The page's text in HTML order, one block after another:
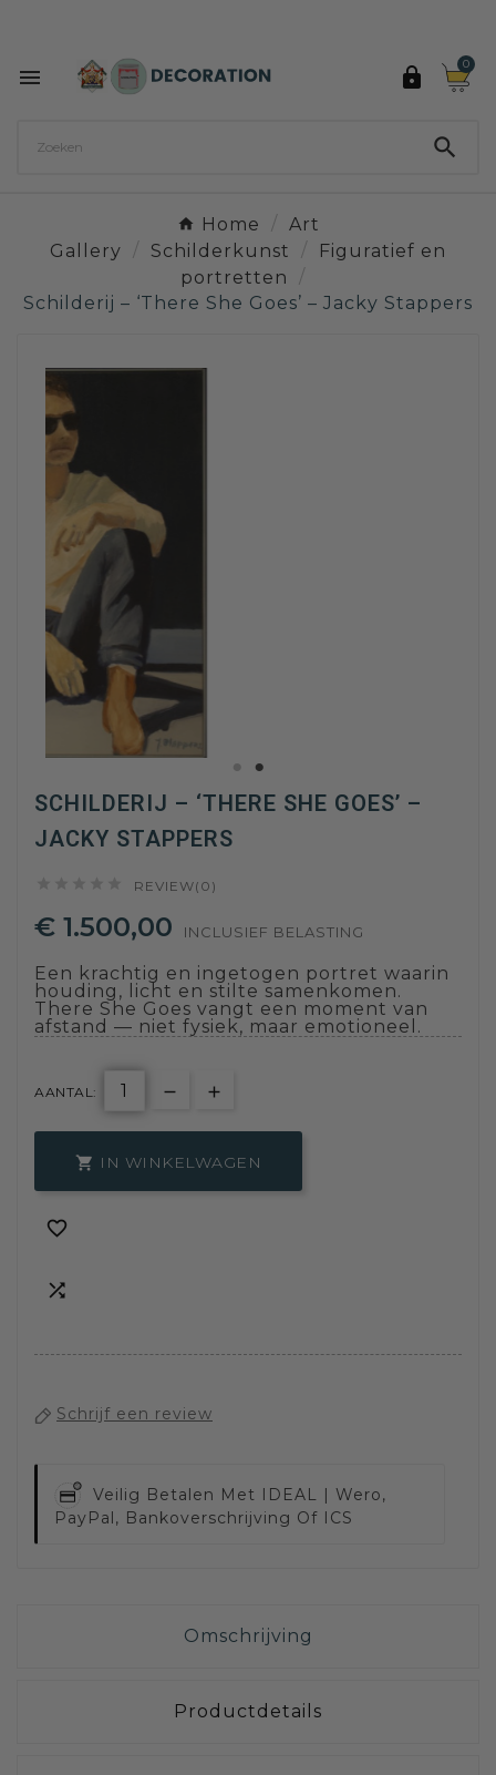
 
0

Home
Art
Gallery
Schilderkunst
Figuratief en
portretten
Schilderij – ‘There She Goes’ – Jacky Stappers
SCHILDERIJ – ‘THERE SHE GOES’ –
JACKY STAPPERS
REVIEW(0)
€ 1.500,00 INCLUSIEF BELASTING
Een krachtig en ingetogen portret waarin
houding, licht en stilte samenkomen.
There She Goes vangt een moment van
afstand — niet fysiek, maar emotioneel.
AANTAL:
 IN WINKELWAGEN


Schrijf een review
Veilig Betalen Met IDEAL | Wero,
PayPal, Bankoverschrijving Of ICS
Omschrijving
Productdetails